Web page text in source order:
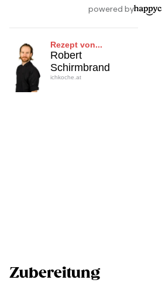
Rezept von...
Robert
Schirmbrand
ichkoche.at
Zubereitung